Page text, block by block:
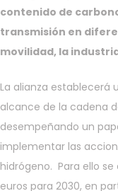
contenido de
transmisión en
movilidad, la
La alianza establecerá
alcance de la cadena
desempeñando un
implementar las
hidrógeno. Para ello
euros para 2030, en